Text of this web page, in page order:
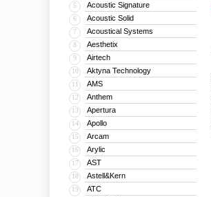
5 Acoustic Signature
6 Acoustic Solid
7 Acoustical Systems
8 Aesthetix
9 Airtech
10 Aktyna Technology
11 AMS
12 Anthem
13 Apertura
14 Apollo
15 Arcam
16 Arylic
17 AST
18 Astell&Kern
19 ATC